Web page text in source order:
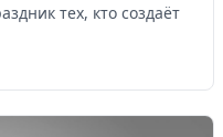
тех, кто создаёт